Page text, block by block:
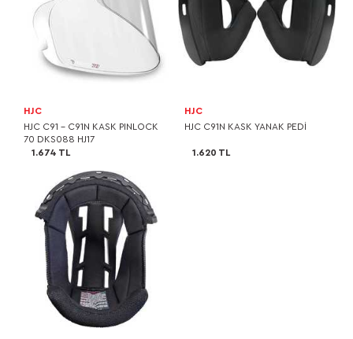
HJC
HJC C91 - C91N KASK PINLOCK
70 DKS088 HJ17
1.674 TL
HJC
HJC C91N KASK YANAK PEDİ
1.620 TL